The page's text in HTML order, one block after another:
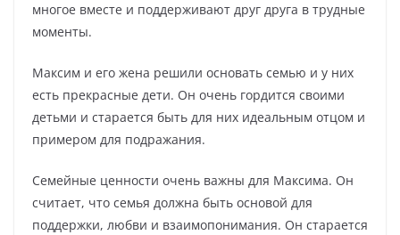
многое вместе и поддерживают друг друга в трудные
моменты.
Максим и его жена решили основать семью и у них
есть прекрасные дети. Он очень гордится своими
детьми и старается быть для них идеальным отцом и
примером для подражания.
Семейные ценности очень важны для Максима. Он
считает, что семья должна быть основой для
поддержки, любви и взаимопонимания. Он старается